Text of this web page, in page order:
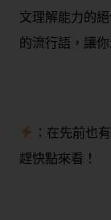
文理解能力的
的流行語，讓
：在先前也
趕快點來看！